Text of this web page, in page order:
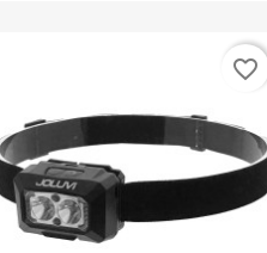
favorite_border